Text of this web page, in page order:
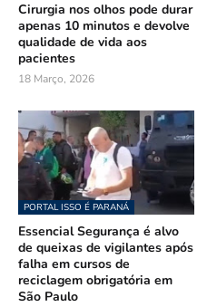
Cirurgia nos olhos pode durar
apenas 10 minutos e devolve
qualidade de vida aos
pacientes
18 Março, 2026
PORTAL ISSO É PARANÁ
Essencial Segurança é alvo
de queixas de vigilantes após
falha em cursos de
reciclagem obrigatória em
São Paulo